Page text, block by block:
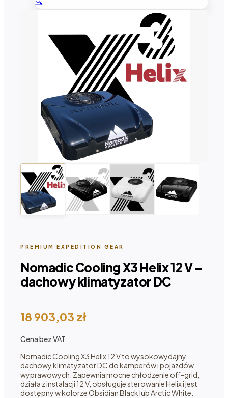
PREMIUM EXPEDITION GEAR
Nomadic Cooling X3 Helix 12 V –
dachowy klimatyzator DC
18 903,03 zł
Cena bez VAT
Nomadic Cooling X3 Helix 12 V to wysokowydajny
dachowy klimatyzator DC do kamperów i pojazdów
wyprawowych. Zapewnia mocne chłodzenie off-grid,
działa z instalacji 12 V, obsługuje sterowanie Helix i jest
dostępny w kolorze Obsidian Black lub Arctic White.